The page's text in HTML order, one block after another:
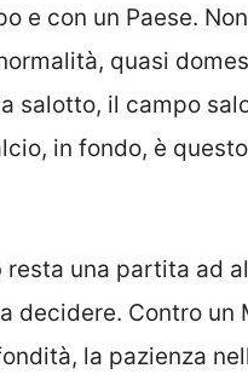
e con un Paese.
quasi
salotto, il campo
in fondo, è
resta una partita ad
decidere. Contro un
la pazienza